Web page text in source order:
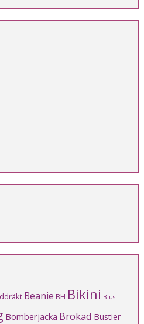
Beanie BH Bikini Blus
Bomberjacka Brokad Bustier